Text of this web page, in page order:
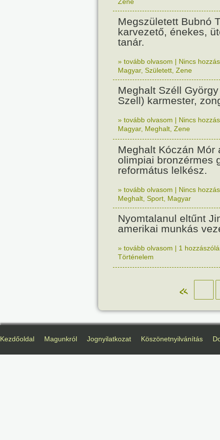
Megszületett Bubnó
karvezető, énekes,
tanár.
» tovább olvasom | Nincs
Magyar, Született Zene
Meghalt Széll
Szell) karmester,
» tovább olvasom | Nincs
Magyar, Meghalt Zene
Meghalt Kóczán Mór
olimpiai bronzérmes
református lelkész.
» tovább olvasom | Nincs
Meghalt Sport Magyar
Nyomtalanul eltűnt
amerikai munkás
» tovább olvasom | 1
Történelem
«
Kezdőoldal Magunkról Jognyilatkozat Köszönetnyilvánítás